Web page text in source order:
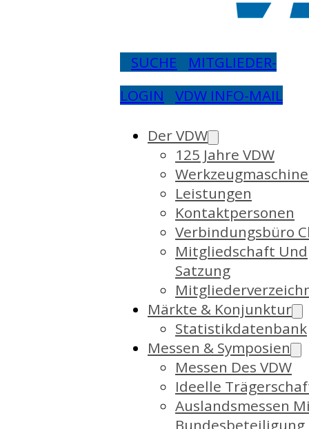
SUCHE
MITGLIEDER-
LOGIN
VDW INFO-MAIL
Der VDW
125 Jahre VDW
Leistungen
Kontaktpersonen
Verbindungsbüro
Mitgliedschaft Und
Satzung
Märkte & Konjunktur
Statistikdatenbank
Messen & Symposien
Messen Des VDW
Ideelle
Auslandsmessen
Bundesbeteiligung